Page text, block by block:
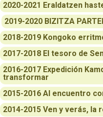
2020-2021 Eraldatzen
2019-2020 BIZITZA
2018-2019 Kongoko
2017-2018 El tesoro de
2016-2017 Expedición
transformar
2015-2016 Al encuentro
2014-2015 Ven y verás, la